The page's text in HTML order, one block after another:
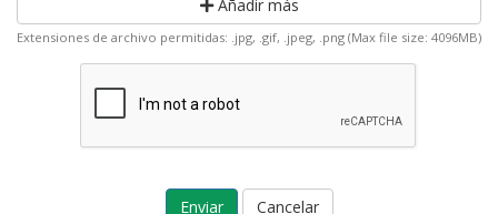
Añadir más
Extensiones de archivo permitidas: .jpg, .gif, .jpeg, .png (Max file size: 4096MB)
Cancelar